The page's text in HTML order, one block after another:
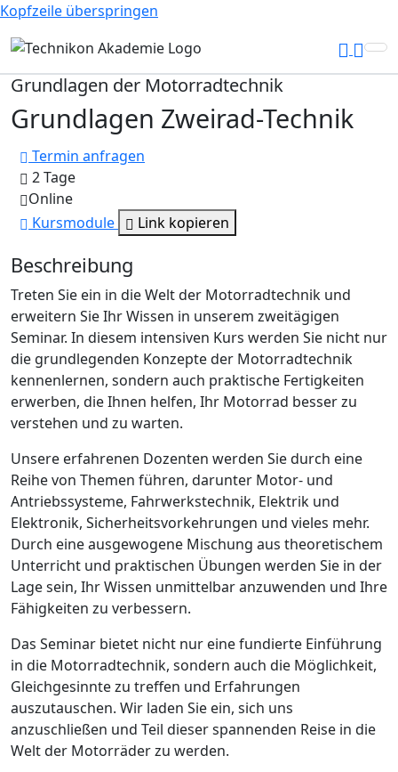
Kopfzeile überspringen
Grundlagen der Motorradtechnik
Grundlagen Zweirad-Technik
Termin anfragen
2 Tage
Online
Kursmodule
Link kopieren
Beschreibung
Treten Sie ein in die Welt der Motorradtechnik und
erweitern Sie Ihr Wissen in unserem zweitägigen
Seminar. In diesem intensiven Kurs werden Sie nicht nur
die grundlegenden Konzepte der Motorradtechnik
kennenlernen, sondern auch praktische Fertigkeiten
erwerben, die Ihnen helfen, Ihr Motorrad besser zu
verstehen und zu warten.
Unsere erfahrenen Dozenten werden Sie durch eine
Reihe von Themen führen, darunter Motor- und
Antriebssysteme, Fahrwerkstechnik, Elektrik und
Elektronik, Sicherheitsvorkehrungen und vieles mehr.
Durch eine ausgewogene Mischung aus theoretischem
Unterricht und praktischen Übungen werden Sie in der
Lage sein, Ihr Wissen unmittelbar anzuwenden und Ihre
Fähigkeiten zu verbessern.
Das Seminar bietet nicht nur eine fundierte Einführung
in die Motorradtechnik, sondern auch die Möglichkeit,
Gleichgesinnte zu treffen und Erfahrungen
auszutauschen. Wir laden Sie ein, sich uns
anzuschließen und Teil dieser spannenden Reise in die
Welt der Motorräder zu werden.